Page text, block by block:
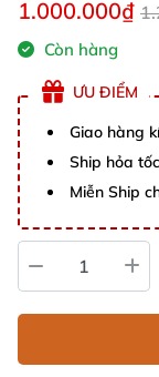
1.000.000₫
Còn hàng
ƯU ĐIỂM
Giao hàng
Ship hỏa
Miễn Ship